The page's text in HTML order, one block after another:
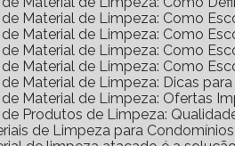
de Material de Limpeza: Como
de Material de Limpeza: Como
de Material de Limpeza: Como
de Material de Limpeza: Como
de Material de Limpeza: Dicas
de Material de Limpeza: Ofertas
de Produtos de Limpeza:
de Limpeza para